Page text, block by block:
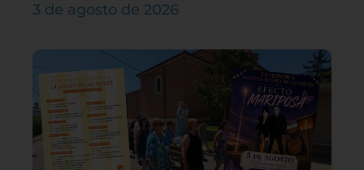
3 de agosto de 2026